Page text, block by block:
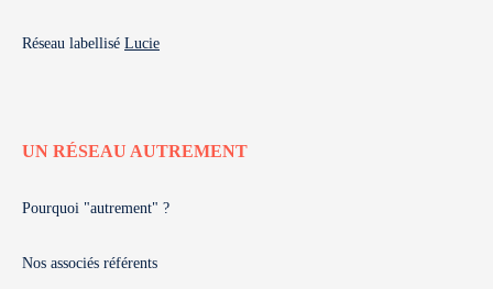
Réseau labellisé Lucie
UN RÉSEAU AUTREMENT
Pourquoi "autrement" ?
Nos associés référents